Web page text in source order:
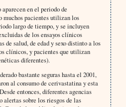
en el periodo de
muchos pacientes utilizan los
largo de tiempo, y se incluyen
de los ensayos clínicos
de salud, de edad y sexo distinto a los
clínicos, y pacientes que utilizan
diferentes).
bastante seguras hasta el 2001,
al consumo de cerivastatina y esta
entonces, diferentes agencias
alertas sobre los riesgos de las